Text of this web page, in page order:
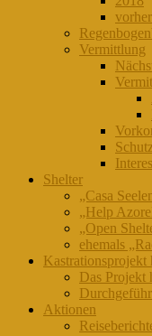
Vermittlung
Shelter
„Casa
„Help
„Open
ehemals
Kastrationsprojekt
Das Projekt
Aktionen